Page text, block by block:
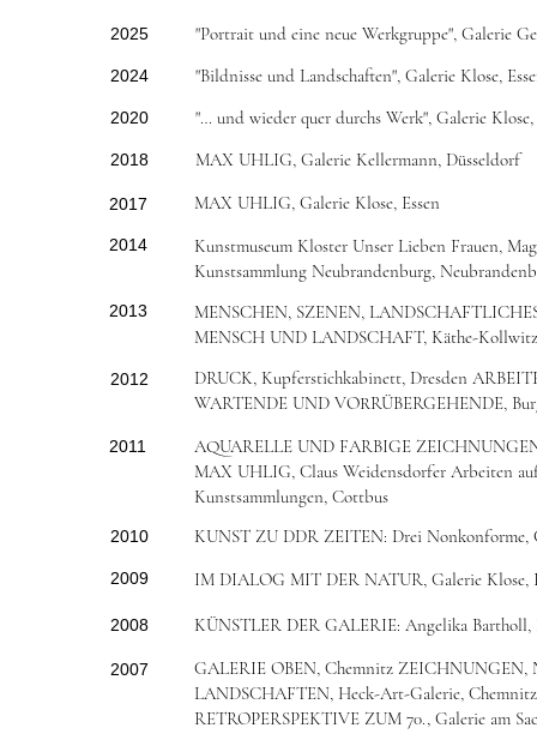
2025
2024
2020
2018
2017
2014
2013
"Portrait und eine neue Werkgruppe", Galerie
"Bildnisse und Landschaften", Galerie Klose,
"… und wieder quer durchs Werk", Galerie Klose,
MAX UHLIG, Galerie Kellermann, Düsseldorf
MAX UHLIG, Galerie Klose, Essen
Kunstmuseum Kloster Unser Lieben Frauen,
Kunstsammlung Neubrandenburg,
MENSCHEN, SZENEN,
MENSCH UND LANDSCHAFT, Käthe-
2012
DRUCK, Kupferstichkabinett, Dresden
WARTENDE UND VORRÜBERGEHENDE,
2011
2010
2009
2008
2007
AQUARELLE UND FARBIGE
MAX UHLIG, Claus Weidensdorfer Arbeiten
Kunstsammlungen, Cottbus
KUNST ZU DDR ZEITEN: Drei Nonkonforme,
IM DIALOG MIT DER NATUR, Galerie Klose,
KÜNSTLER DER GALERIE: Angelika
GALERIE OBEN, Chemnitz ZEICHNUNGEN,
LANDSCHAFTEN, Heck-Art-Galerie, Chemnitz
RETROPERSPEKTIVE ZUM 70., Galerie am